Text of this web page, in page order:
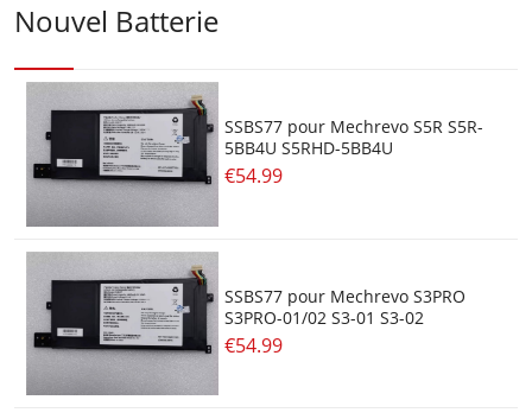
HUAWEI
IEI
LAFITE
Nouvel Batterie
SSBS77 pour Mechrevo S5R S5R-
5BB4U S5RHD-5BB4U
€54.99
SSBS77 pour Mechrevo S3PRO
S3PRO-01/02 S3-01 S3-02
€54.99